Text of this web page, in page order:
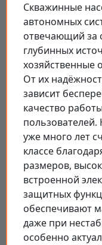
Скважинные
автономных
отвечающий за
глубинных
хозяйственные
От их
зависит
качество
уже много лет
классе
размеров,
встроенной
защитных
обеспечивают
даже при
особенно